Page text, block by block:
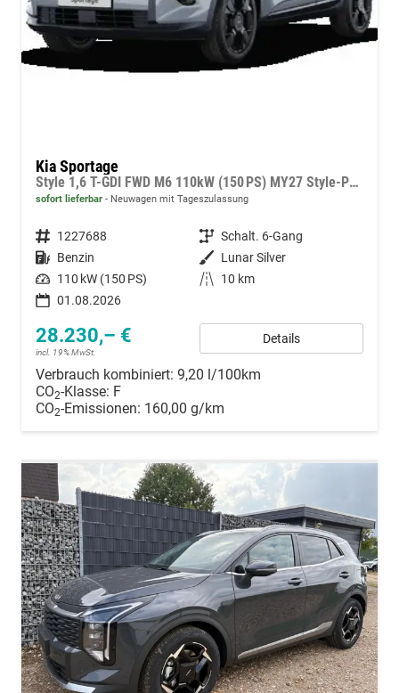
Kia Sportage
Style 1,6 T-GDI FWD M6 110kW (150 PS) MY27 Style-Paket, 2-Zonen-Klimaautomatik, Sitz-/Lenkradheizung, Regensensor, Navi, DAB, Apple CarPlay/Android Auto, Rückfahrkamera, Parksensoren vorn/hinten, Full-LED, 17 Zoll LM, uvm.
sofort lieferbar Neuwagen mit Tageszulassung
Fahrzeugnummer 1227688 Getriebe Schalt. 6-Gang
Kraftstoff Benzin Außenfarbe Lunar Silver
Leistung 110 kW (150 PS) Kilometerstand
10 km
01.08.2026
28.230,– €
incl. 19% MwSt.
Details
Verbrauch kombiniert: 9,20 l/100km
CO2-Klasse: F
CO2-Emissionen: 160,00 g/km